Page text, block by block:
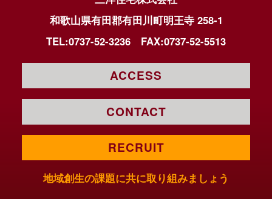
和歌山県有田郡有田川町明王寺 258-1
TEL:0737-52-3236 FAX:0737-52-5513
ACCESS
CONTACT
RECRUIT
地域創生の課題に共に取り組みましょう